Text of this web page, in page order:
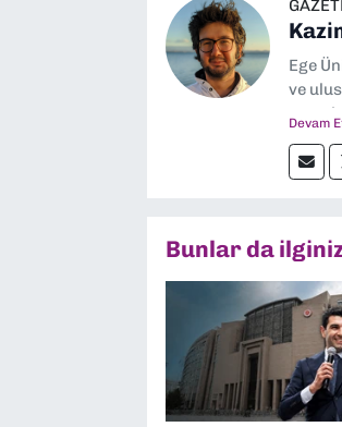
Ege
ve
Devam
Bunlar da